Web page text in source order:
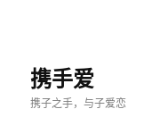
携手爱
携子之手，与子爱恋